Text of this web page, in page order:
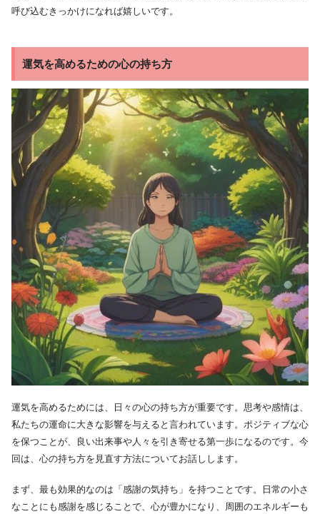
呼び込むきっかけになれば嬉しいです。
運気を高めるための心の持ち方
運気を高めるためには、日々の心の持ち方が重要です。思考や感情は、
私たちの運命に大きな影響を与えると言われています。ポジティブな心
を保つことが、良い出来事や人々を引き寄せる第一歩になるのです。今
回は、心の持ち方を見直す方法についてお話しします。
まず、最も効果的なのは「感謝の気持ち」を持つことです。日常の小さ
なことにも感謝を感じることで、心が豊かになり、周囲のエネルギーも